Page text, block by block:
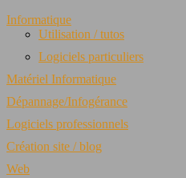
Informatique
Utilisation / tutos
Logiciels particuliers
Matériel Informatique
Dépannage/Infogérance
Logiciels professionnels
Création site / blog
Web